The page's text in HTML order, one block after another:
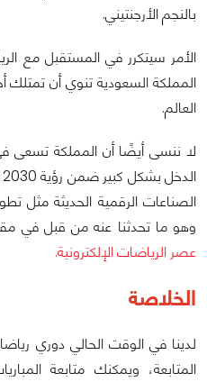
بالنجم الأرجنتيني.
الأمر سيتكرر في المستقبل مع
المملكة السعودية تنوي أن تمتلك
العالم.
لا ننسى أيضًا أن المملكة تسعى
الصناعات الرقمية الحديثة مثل
وهو ما تحدثنا عنه من قبل في
عصر الرياضات الإلكترونية.
الخلاصة
لدينا في الوقت الحالي دوري
المتابعة، ويمكنك متابعة